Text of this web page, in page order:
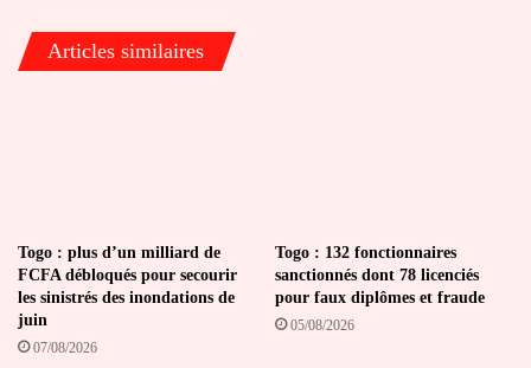
des
vols
Articles similaires
Togo : plus d’un milliard de
FCFA débloqués pour secourir
les sinistrés des inondations de
juin
07/08/2026
Togo : 132 fonctionnaires
sanctionnés dont 78 licenciés
pour faux diplômes et fraude
05/08/2026